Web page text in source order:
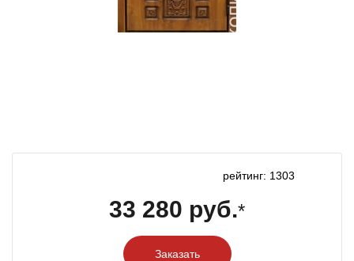
рейтинг: 1303
33 280 руб.*
Заказать